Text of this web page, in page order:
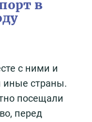
в
с ними и
иные страны.
посещали
перед